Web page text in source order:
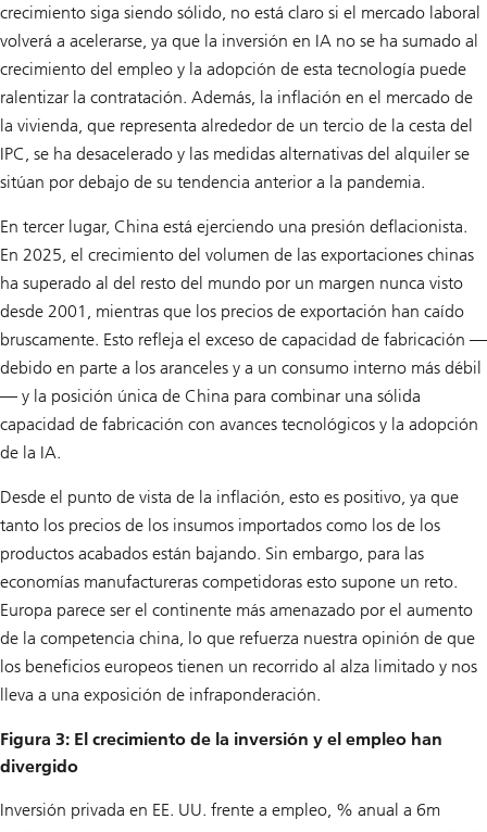
crecimiento siga siendo sólido, no está claro si el mercado laboral
volverá a acelerarse, ya que la inversión en IA no se ha sumado al
crecimiento del empleo y la adopción de esta tecnología puede
ralentizar la contratación. Además, la inflación en el mercado de
la vivienda, que representa alrededor de un tercio de la cesta del
IPC, se ha desacelerado y las medidas alternativas del alquiler se
sitúan por debajo de su tendencia anterior a la pandemia.
En tercer lugar, China está ejerciendo una presión deflacionista.
En 2025, el crecimiento del volumen de las exportaciones chinas
ha superado al del resto del mundo por un margen nunca visto
desde 2001, mientras que los precios de exportación han caído
bruscamente. Esto refleja el exceso de capacidad de fabricación —
debido en parte a los aranceles y a un consumo interno más débil
— y la posición única de China para combinar una sólida
capacidad de fabricación con avances tecnológicos y la adopción
de la IA.
Desde el punto de vista de la inflación, esto es positivo, ya que
tanto los precios de los insumos importados como los de los
productos acabados están bajando. Sin embargo, para las
economías manufactureras competidoras esto supone un reto.
Europa parece ser el continente más amenazado por el aumento
de la competencia china, lo que refuerza nuestra opinión de que
los beneficios europeos tienen un recorrido al alza limitado y nos
lleva a una exposición de infraponderación.
Figura 3: El crecimiento de la inversión y el empleo han
divergido
Inversión privada en EE. UU. frente a empleo, % anual a 6m